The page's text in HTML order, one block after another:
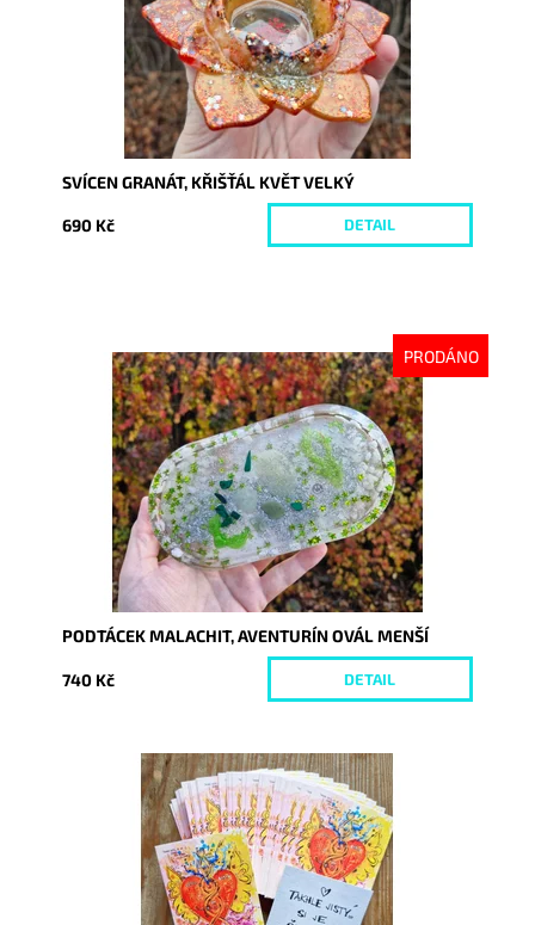
SVÍCEN GRANÁT, KŘIŠŤÁL KVĚT VELKÝ
690 Kč DETAIL
PRODÁNO
Dostupnost:
Vyprodáno
9950
PODTÁCEK MALACHIT, AVENTURÍN OVÁL MENŠÍ
740 Kč DETAIL
Dostupnost:
Skladem
9924